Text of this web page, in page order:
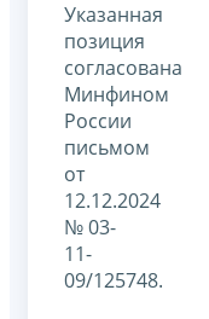
Указанная
позиция
согласована
Минфином
России
письмом
от
12.12.2024
№ 03-
11-
09/125748.